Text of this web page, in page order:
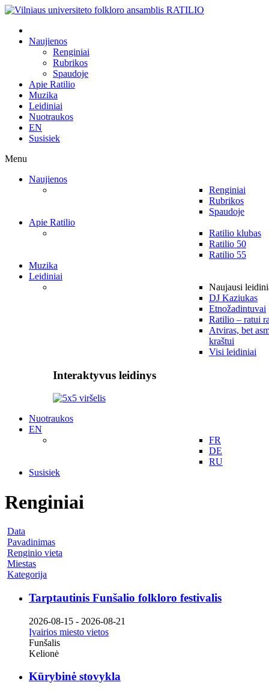
Naujienos
Renginiai
Rubrikos
Spaudoje
Apie Ratilio
Muzika
Leidiniai
Nuotraukos
EN
Susisiek
Menu
Naujienos
Renginiai
Rubrikos
Spaudoje
Apie Ratilio
Ratilio klubas
Ratilio 50
Ratilio 55
Muzika
Leidiniai
Naujausi
DJ Kaziukas
Etnožadintuvai
Ratilio – ratui
Atviras, bet
kraštui
Visi leidiniai
Interaktyvus leidinys
Nuotraukos
EN
FR
DE
RU
Susisiek
Renginiai
Data
Pavadinimas
Renginio vieta
Miestas
Kategorija
Tarptautinis Funšalio folkloro festivalis
2026-08-15 - 2026-08-21
Įvairios miesto vietos
Funšalis
Kelionė
Kūrybinė stovykla